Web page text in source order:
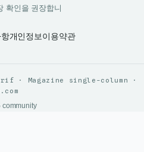
확인을 권장합니
개인정보이용약관
· Magazine single-column ·
community